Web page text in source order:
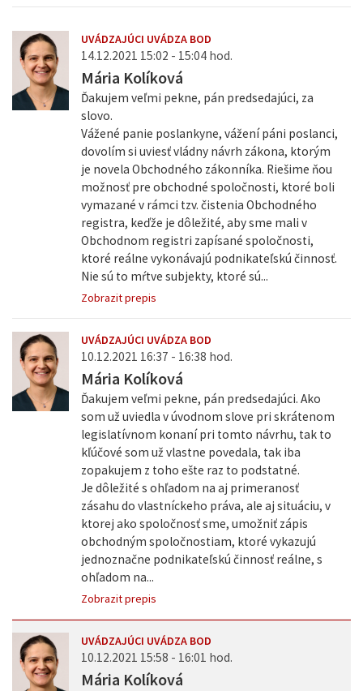
UVÁDZAJÚCI UVÁDZA BOD
14.12.2021 15:02 - 15:04 hod.
Mária Kolíková
Ďakujem veľmi pekne, pán predsedajúci, za
slovo.
Vážené panie poslankyne, vážení páni poslanci,
dovolím si uviesť vládny návrh zákona, ktorým
je novela Obchodného zákonníka. Riešime ňou
možnosť pre obchodné spoločnosti, ktoré boli
vymazané v rámci tzv. čistenia Obchodného
registra, keďže je dôležité, aby sme mali v
Obchodnom registri zapísané spoločnosti,
ktoré reálne vykonávajú podnikateľskú činnosť.
Nie sú to mŕtve subjekty, ktoré sú...
Zobrazit prepis
UVÁDZAJÚCI UVÁDZA BOD
10.12.2021 16:37 - 16:38 hod.
Mária Kolíková
Ďakujem veľmi pekne, pán predsedajúci. Ako
som už uviedla v úvodnom slove pri skrátenom
legislatívnom konaní pri tomto návrhu, tak to
kľúčové som už vlastne povedala, tak iba
zopakujem z toho ešte raz to podstatné.
Je dôležité s ohľadom na aj primeranosť
zásahu do vlastníckeho práva, ale aj situáciu, v
ktorej ako spoločnosť sme, umožniť zápis
obchodným spoločnostiam, ktoré vykazujú
jednoznačne podnikateľskú činnosť reálne, s
ohľadom na...
Zobrazit prepis
UVÁDZAJÚCI UVÁDZA BOD
10.12.2021 15:58 - 16:01 hod.
Mária Kolíková